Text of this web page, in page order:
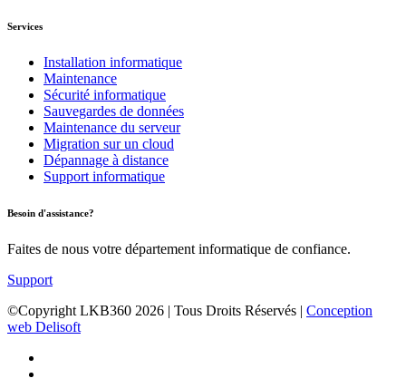
Services
Installation informatique
Maintenance
Sécurité informatique
Sauvegardes de données
Maintenance du serveur
Migration sur un cloud
Dépannage à distance
Support informatique
Besoin d'assistance?
Faites de nous votre département informatique de confiance.
Support
©Copyright LKB360 2026 | Tous Droits Réservés | Conception
web Delisoft